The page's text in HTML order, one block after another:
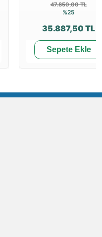
47.850,00 TL
%25
35.887,50 TL
Sepete Ekle